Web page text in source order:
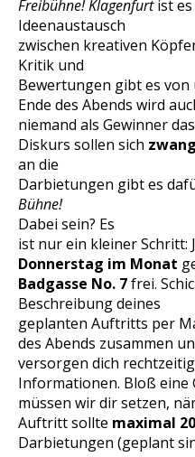
Freibühne! Klagenfurtist es
Ideenaustausch
zwischen kreativen
Kritik und
Bewertungen gibt es von
Ende des Abends wird
niemand als Gewinner
Diskurs sollen sich
an die
Darbietungen gibt es
Bühne!
Dabei sein? Es
ist nur ein kleiner Schritt:
Donnerstag im Monat
Badgasse No. 7frei.
Beschreibung deines
geplanten Auftritts per
des Abends zusammen
versorgen dich
Informationen. Bloß eine
müssen wir dir setzen,
Auftritt sollte maximal
Darbietungen (geplant